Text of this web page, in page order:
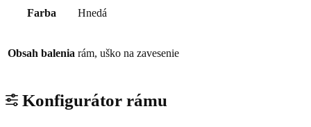
Farba Hnedá
Obsah balenia rám, uško na zavesenie
Konfigurátor rámu